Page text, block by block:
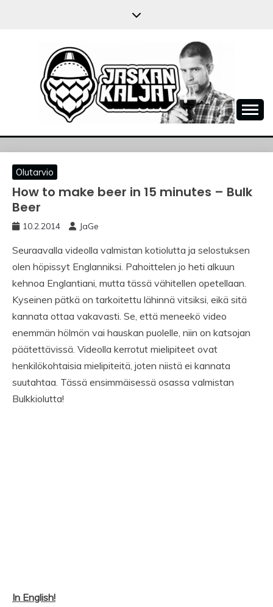
JASKANKALJAT
Olutarvio
How to make beer in 15 minutes – Bulk
Beer
10.2.2014 JaGe
Seuraavalla videolla valmistan kotiolutta ja selostuksen
olen höpissyt Englanniksi. Pahoittelen jo heti alkuun
kehnoa Englantiani, mutta tässä vähitellen opetellaan.
Kyseinen pätkä on tarkoitettu lähinnä vitsiksi, eikä sitä
kannata ottaa vakavasti. Se, että meneekö video
enemmän hölmön vai hauskan puolelle, niin on katsojan
päätettävissä. Videolla kerrotut mielipiteet ovat
henkilökohtaisia mielipiteitä, joten niistä ei kannata
suutahtaa. Tässä ensimmäisessä osassa valmistan
Bulkkiolutta!
In English!